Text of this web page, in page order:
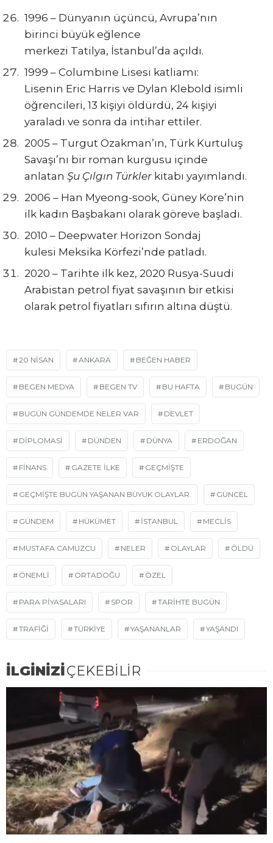
1996 – Dünyanın üçüncü, Avrupa’nın
birinci büyük eğlence
merkezi Tatilya, İstanbul’da açıldı.
1999 – Columbine Lisesi katliamı:
Lisenin Eric Harris ve Dylan Klebold isimli
öğrencileri, 13 kişiyi öldürdü, 24 kişiyi
yaraladı ve sonra da intihar ettiler.
2005 – Turgut Özakman’ın, Türk Kurtuluş
Savaşı’nı bir roman kurgusu içinde
anlatan Şu Çılgın Türkler kitabı yayımlandı.
2006 – Han Myeong-sook, Güney Kore’nin
ilk kadın Başbakanı olarak göreve başladı.
2010 – Deepwater Horizon Sondaj
kulesi Meksika Körfezi’nde patladı.
2020 – Tarihte ilk kez, 2020 Rusya-Suudi
Arabistan petrol fiyat savaşının bir etkisi
olarak petrol fiyatları sıfırın altına düştü.
20 NISAN ANKARA BEĞEN HABER
BEGEN MEDYA BEGEN TV BU HAFTA BUGÜN
BUGÜN GÜNDEMDE NELER VAR DEVLET
DİPLOMASİ DÜNDEN DÜNYA ERDOĞAN
FINANS GAZETE ILKE GEÇMIŞTE
GEÇMIŞTE BUGÜN YAŞANAN BÜYÜK OLAYLAR. GÜNCEL
GÜNDEM HÜKÜMET ISTANBUL MECLIS
MUSTAFA CAMUZCU NELER OLAYLAR ÖLDÜ
ÖNEMLI ORTADOĞU ÖZEL
PARA PIYASALARI SPOR TARIHTE BUGÜN
TRAFIĞI TÜRKIYE YAŞANANLAR YAŞANDI
İLGİNİZİÇEKEBİLİR